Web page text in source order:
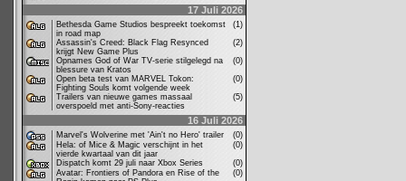
17 Juli 2026
Bethesda Game Studios bespreekt toekomst
in road map
(1)
Assassin's Creed: Black Flag Resynced
krijgt New Game Plus
(2)
Opnames God of War TV-serie stilgelegd na
blessure van Kratos
(0)
Open beta test van MARVEL Tokon:
Fighting Souls komt volgende week
(0)
Trailers van nieuwe games massaal
overspoeld met anti-Sony-reacties
(5)
16 Juli 2026
Marvel's Wolverine met 'Ain't no Hero' trailer
(0)
Hela: of Mice & Magic verschijnt in het
vierde kwartaal van dit jaar
(0)
Dispatch komt 29 juli naar Xbox Series
(0)
Avatar: Frontiers of Pandora en Rise of the
(0)